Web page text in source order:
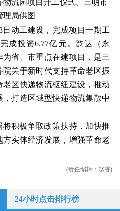
理局供图
日动工建设，完成项目一期工
成投资6.77亿元。韵达（永
省、市重点在建项目，是三
关于新时代支持革命老区振
区快递物流枢纽建设，推动
打造区域型快递物流集散中
积极争取政策扶持，加快推
实体经济发展，增强革命老
(责任编辑：赵睿)
24小时点击排行榜